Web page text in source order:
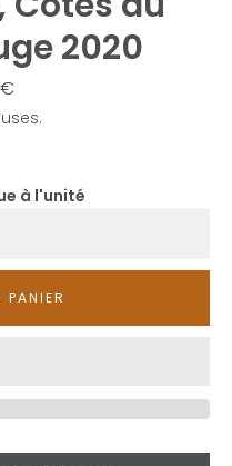
2020
à l'unité
PANIER